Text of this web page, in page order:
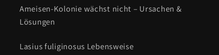
Ameisen-Kolonie wächst nicht – Ursachen &
Lösungen
Lasius fuliginosus Lebensweise